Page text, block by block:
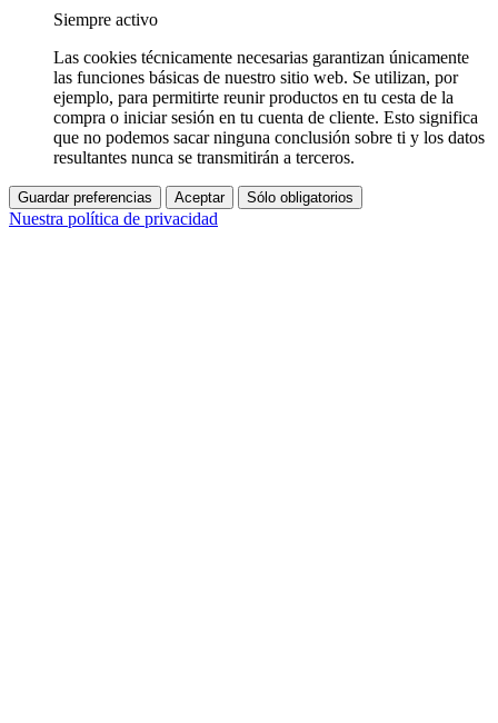
Siempre activo
Las cookies técnicamente necesarias garantizan únicamente
las funciones básicas de nuestro sitio web. Se utilizan, por
ejemplo, para permitirte reunir productos en tu cesta de la
compra o iniciar sesión en tu cuenta de cliente. Esto significa
que no podemos sacar ninguna conclusión sobre ti y los datos
resultantes nunca se transmitirán a terceros.
Guardar preferencias Aceptar Sólo obligatorios
Nuestra política de privacidad